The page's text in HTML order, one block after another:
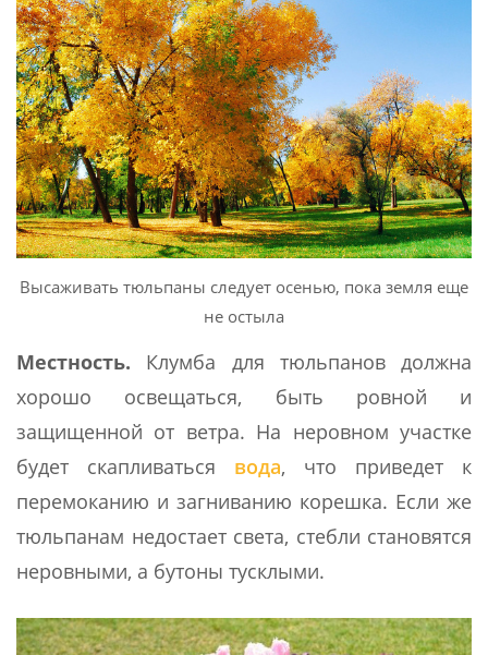
Высаживать тюльпаны следует осенью, пока земля еще
не остыла
Местность. Клумба для тюльпанов должна
хорошо освещаться, быть ровной и
защищенной от ветра. На неровном участке
будет скапливаться вода, что приведет к
перемоканию и загниванию корешка. Если же
тюльпанам недостает света, стебли становятся
неровными, а бутоны тусклыми.